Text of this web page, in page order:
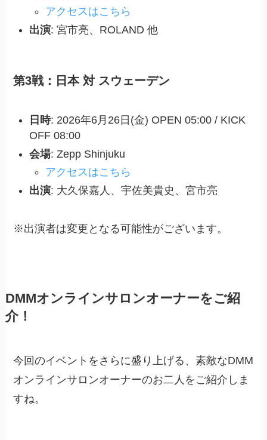
アクセスはこちら
出演: 宮市亮、ROLAND 他
第3戦：日本 対 スウェーデン
日時: 2026年6月26日(金) OPEN 05:00 / KICK
OFF 08:00
会場: Zepp Shinjuku
アクセスはこちら
出演: 大久保嘉人、宇佐美貴史、宮市亮
※出演者は変更となる可能性がございます。
DMMオンラインサロンオーナーをご紹
介！
今回のイベントをさらに盛り上げる、素敵なDMM
オンラインサロンオーナーのお二人をご紹介しま
すね。